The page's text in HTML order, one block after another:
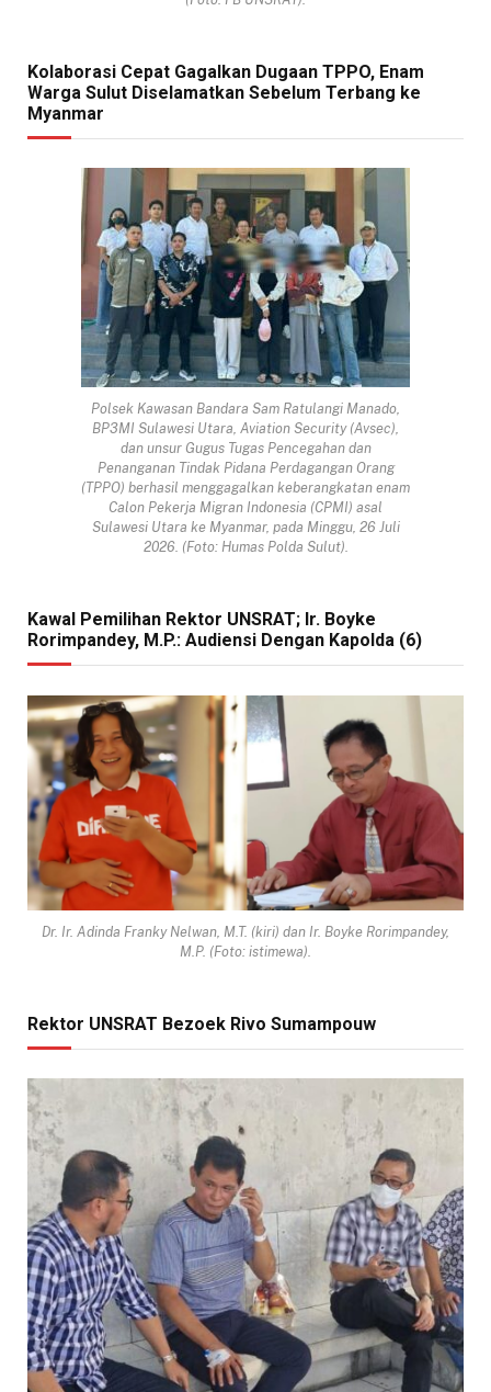
Kolaborasi Cepat Gagalkan Dugaan TPPO, Enam
Warga Sulut Diselamatkan Sebelum Terbang ke
Myanmar
Polsek Kawasan Bandara Sam Ratulangi Manado,
BP3MI Sulawesi Utara, Aviation Security (Avsec),
dan unsur Gugus Tugas Pencegahan dan
Penanganan Tindak Pidana Perdagangan Orang
(TPPO) berhasil menggagalkan keberangkatan enam
Calon Pekerja Migran Indonesia (CPMI) asal
Sulawesi Utara ke Myanmar, pada Minggu, 26 Juli
2026. (Foto: Humas Polda Sulut).
Kawal Pemilihan Rektor UNSRAT; Ir. Boyke
Rorimpandey, M.P.: Audiensi Dengan Kapolda (6)
Dr. Ir. Adinda Franky Nelwan, M.T. (kiri) dan Ir. Boyke Rorimpandey,
M.P. (Foto: istimewa).
Rektor UNSRAT Bezoek Rivo Sumampouw